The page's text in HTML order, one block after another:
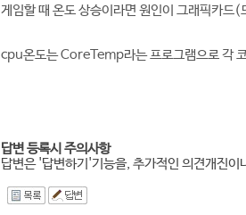
게임할 때 온도 상승이라면 원인이 그래픽카
cpu온도는 CoreTemp라는 프로그램으로 각
답변 등록시 주의사항
답변은 '답변하기'기능을, 추가적인 의견개진이